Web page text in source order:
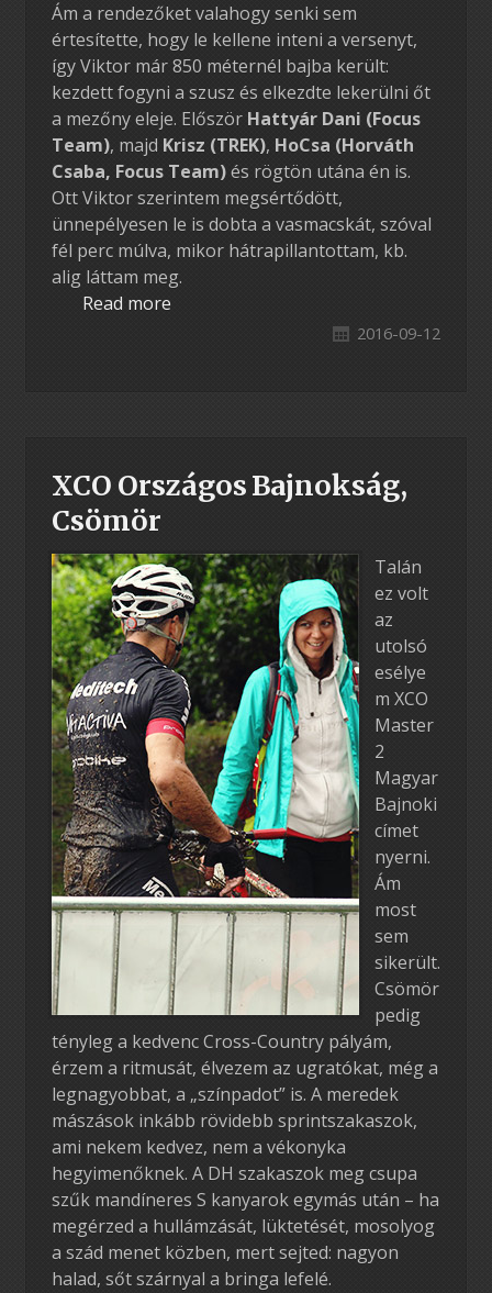
Ám a rendezőket valahogy senki sem
értesítette, hogy le kellene inteni a versenyt,
így Viktor már 850 méternél bajba került:
kezdett fogyni a szusz és elkezdte lekerülni őt
a mezőny eleje. Először Hattyár Dani (Focus
Team), majd Krisz (TREK), HoCsa (Horváth
Csaba, Focus Team)és rögtön utána én is.
Ott Viktor szerintem megsértődött,
ünnepélyesen le is dobta a vasmacskát, szóval
fél perc múlva, mikor hátrapillantottam, kb.
alig láttam meg.
Read more
2016-09-12
XCO Országos Bajnokság,
Csömör
Talán
ez volt
az
utolsó
esélye
m XCO
Master
2
Magyar
Bajnoki
címet
nyerni.
Ám
most
sem
sikerült.
Csömör
pedig
tényleg a kedvenc Cross-Country pályám,
érzem a ritmusát, élvezem az ugratókat, még a
legnagyobbat, a „színpadot” is. A meredek
mászások inkább rövidebb sprintszakaszok,
ami nekem kedvez, nem a vékonyka
hegyimenőknek. A DH szakaszok meg csupa
szűk mandíneres S kanyarok egymás után – ha
megérzed a hullámzását, lüktetését, mosolyog
a szád menet közben, mert sejted: nagyon
halad, sőt szárnyal a bringa lefelé.